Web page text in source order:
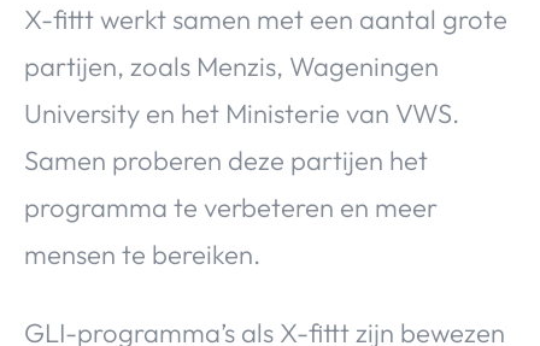
X-fittt werkt samen met een aantal grote
partijen, zoals Menzis, Wageningen
University en het Ministerie van VWS.
Samen proberen deze partijen het
programma te verbeteren en meer
mensen te bereiken.
GLI-programma’s als X-fittt zijn bewezen